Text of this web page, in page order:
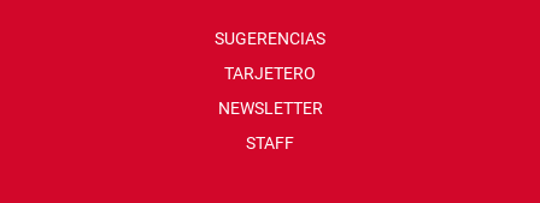
SUGERENCIAS
TARJETERO
NEWSLETTER
STAFF